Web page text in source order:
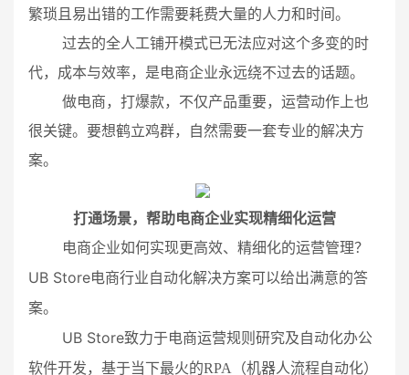
繁琐且易出错的工作需要耗费大量的人力和时间。
过去的全人工铺开模式已无法应对这个多变的时
代，成本与效率，是电商企业永远绕不过去的话题。
做电商，打爆款，不仅产品重要，运营动作上也
很关键。要想鹤立鸡群，自然需要一套专业的解决方
案。
打通场景， 帮助电商企业实现精细化运营
电商企业如何实现更高效、精细化的运营管理？
UB Store电商行业自动化解决方案可以给出满意的答
案。
UB Store致力于电商运营规则研究及自动化办公
软件开发，基于当下最火的RPA （机器人流程自动化）